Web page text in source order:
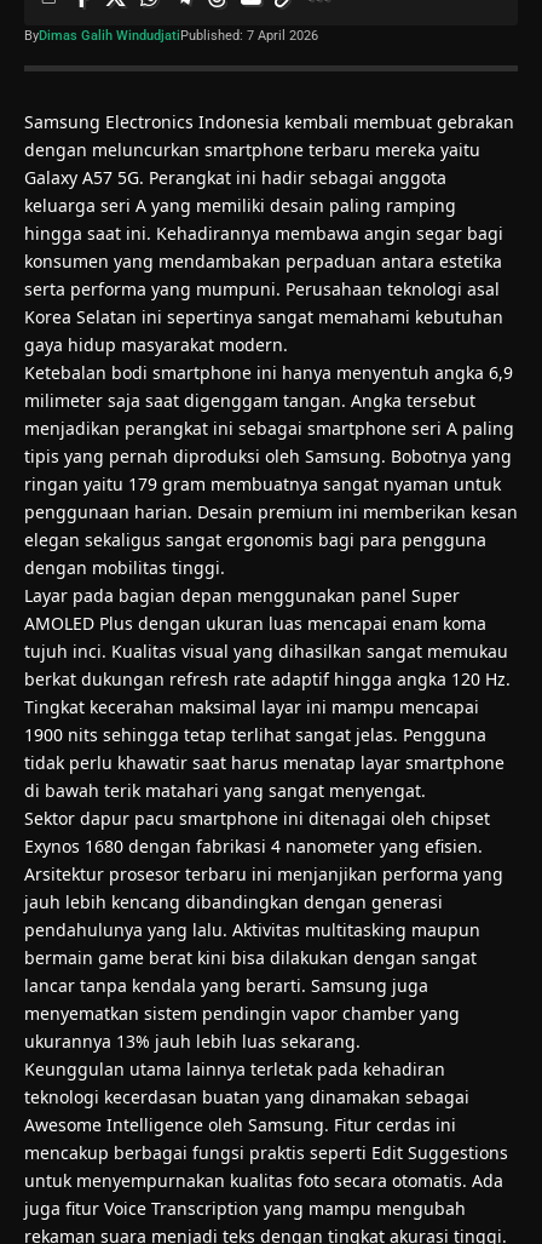
Samsung Electronics Indonesia kembali membuat gebrakan
dengan meluncurkan smartphone terbaru mereka yaitu
Galaxy A57 5G. Perangkat ini hadir sebagai anggota
keluarga seri A yang memiliki desain paling ramping
hingga saat ini. Kehadirannya membawa angin segar bagi
konsumen yang mendambakan perpaduan antara estetika
serta performa yang mumpuni. Perusahaan teknologi asal
Korea Selatan ini sepertinya sangat memahami kebutuhan
gaya hidup masyarakat modern.
Ketebalan bodi smartphone ini hanya menyentuh angka 6,9
milimeter saja saat digenggam tangan. Angka tersebut
menjadikan perangkat ini sebagai smartphone seri A paling
tipis yang pernah diproduksi oleh Samsung. Bobotnya yang
ringan yaitu 179 gram membuatnya sangat nyaman untuk
penggunaan harian. Desain premium ini memberikan kesan
elegan sekaligus sangat ergonomis bagi para pengguna
dengan mobilitas tinggi.
Layar pada bagian depan menggunakan panel Super
AMOLED Plus dengan ukuran luas mencapai enam koma
tujuh inci. Kualitas visual yang dihasilkan sangat memukau
berkat dukungan refresh rate adaptif hingga angka 120 Hz.
Tingkat kecerahan maksimal layar ini mampu mencapai
1900 nits sehingga tetap terlihat sangat jelas. Pengguna
tidak perlu khawatir saat harus menatap layar smartphone
di bawah terik matahari yang sangat menyengat.
Sektor dapur pacu smartphone ini ditenagai oleh chipset
Exynos 1680 dengan fabrikasi 4 nanometer yang efisien.
Arsitektur prosesor terbaru ini menjanjikan performa yang
jauh lebih kencang dibandingkan dengan generasi
pendahulunya yang lalu. Aktivitas multitasking maupun
bermain game berat kini bisa dilakukan dengan sangat
lancar tanpa kendala yang berarti. Samsung juga
menyematkan sistem pendingin vapor chamber yang
ukurannya 13% jauh lebih luas sekarang.
Keunggulan utama lainnya terletak pada kehadiran
teknologi kecerdasan buatan yang dinamakan sebagai
Awesome Intelligence oleh Samsung. Fitur cerdas ini
mencakup berbagai fungsi praktis seperti Edit Suggestions
untuk menyempurnakan kualitas foto secara otomatis. Ada
juga fitur Voice Transcription yang mampu mengubah